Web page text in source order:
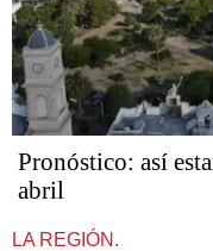
Pronóstico: así
abril
LA REGIÓN.